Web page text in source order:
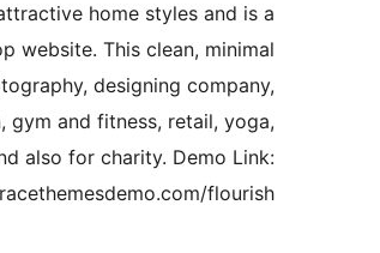
home styles and is a
website. This clean, minimal
designing company,
gym and fitness, retail, yoga,
also for charity. Demo Link:
flourish/